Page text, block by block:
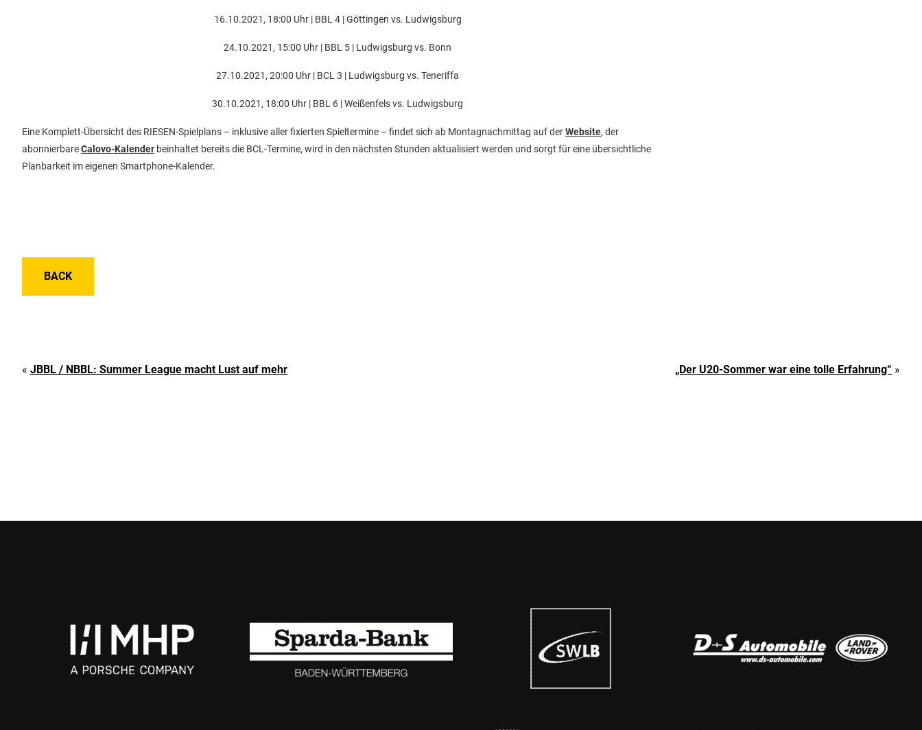
16.10.2021, 18:00 Uhr | BBL 4 | Göttingen vs. Ludwigsburg
24.10.2021, 15:00 Uhr | BBL 5 | Ludwigsburg vs. Bonn
27.10.2021, 20:00 Uhr | BCL 3 | Ludwigsburg vs. Teneriffa
30.10.2021, 18:00 Uhr | BBL 6 | Weißenfels vs. Ludwigsburg
Eine Komplett-Übersicht des RIESEN-Spielplans – inklusive aller fixierten Spieltermine – findet sich ab Montagnachmittag auf derWebsite, der
abonnierbareCalovo-Kalender beinhaltet bereits die BCL-Termine, wird in den nächsten Stunden aktualisiert werden und sorgt für eine übersichtliche
Planbarkeit im eigenen Smartphone-Kalender.
BACK
« JBBL / NBBL: Summer League macht Lust auf mehr „Der U20-Sommer war eine tolle Erfahrung“ »